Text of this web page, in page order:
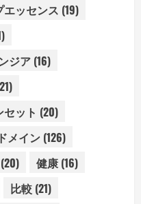
エッセンス (19)
ジア (16)
ット (20)
メイン (126)
健康 (16)
比較 (21)